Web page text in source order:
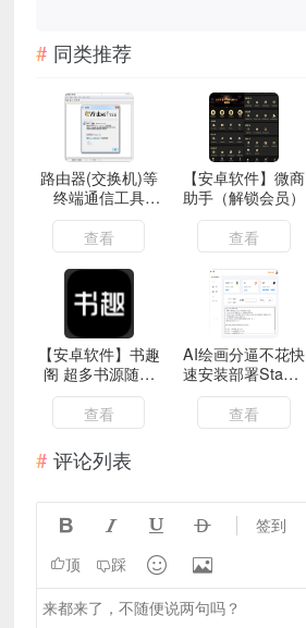
同类推荐
路由器(交换机)等
终端通信工具
Hypertrm
查看
【安卓软件】微商
助手（解锁会员）
查看
【安卓软件】书趣
阁 超多书源随便
看页面简洁
查看
AI绘画分逼不花快
速安装部署Stable
Diffusion-
SD_install4CN
查看
评论列表
    签到
顶 踩  